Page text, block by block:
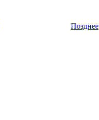
Позднее